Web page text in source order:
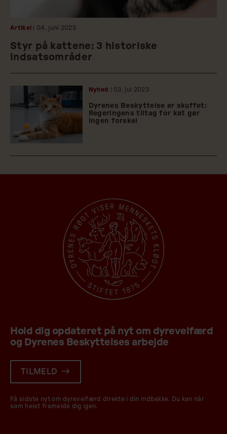
Artikel | 04. juni 2025
Styr på kattene: 3 historiske
indsatsområder
Nyhed | 03. jul 2023
Dyrenes Beskyttelse er skuffet:
Regeringens tiltag for kat gør
ingen forskel
Hold dig opdateret på nyt om dyrevelfærd
og Dyrenes Beskyttelses arbejde
TILMELD
Få sidste nyt om dyrevelfærd direkte i din indbakke. Du kan når
som helst framelde dig igen.